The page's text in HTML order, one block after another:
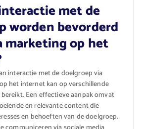
met de
worden bevorderd
marketing op het
interactie met de doelgroep via
het internet kan op verschillende
Een effectieve aanpak omvat
en relevante content die
en behoeften van de doelgroep.